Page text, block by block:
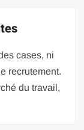
cases, ni
recrutement.
du travail,